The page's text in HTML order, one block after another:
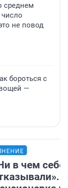
среднем
число
не повод
бороться с
—
в чем себе